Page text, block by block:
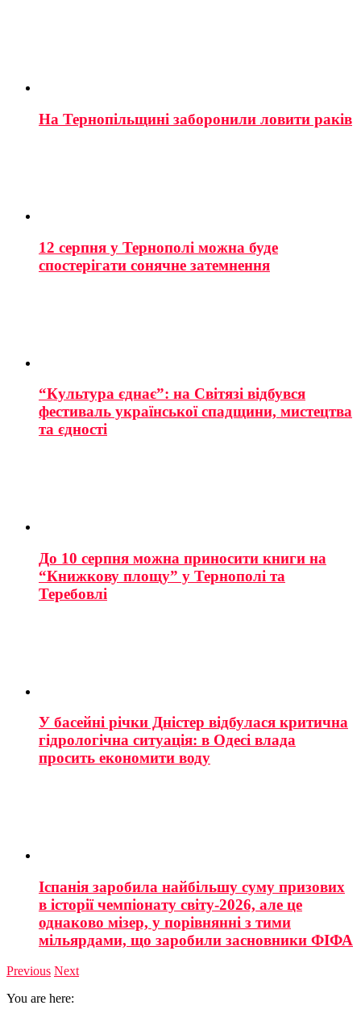
На Тернопільщині заборонили ловити раків
12 серпня у Тернополі можна буде
спостерігати сонячне затемнення
“Культура єднає”: на Світязі відбувся
фестиваль української спадщини, мистецтва
та єдності
До 10 серпня можна приносити книги на
“Книжкову площу” у Тернополі та
Теребовлі
У басейні річки Дністер відбулася критична
гідрологічна ситуація: в Одесі влада
просить економити воду
Іспанія заробила найбільшу суму призових
в історії чемпіонату світу-2026, але це
однаково мізер, у порівнянні з тими
мільярдами, що заробили засновники ФІФА
Previous Next
You are here: